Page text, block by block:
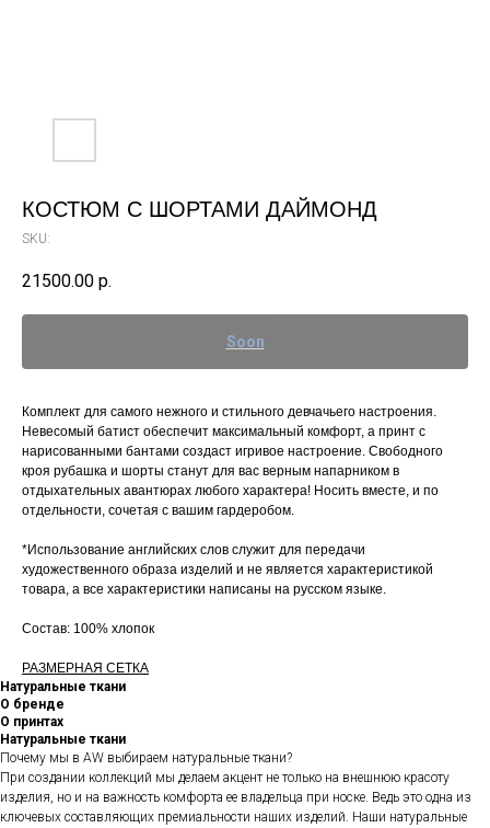
КОСТЮМ С ШОРТАМИ ДАЙМОНД
SKU:
21500.00 р.
Комплект для самого нежного и стильного девчачьего настроения.
Невесомый батист обеспечит максимальный комфорт, а принт с
нарисованными бантами создаст игривое настроение. Свободного
кроя рубашка и шорты станут для вас верным напарником в
отдыхательных авантюрах любого характера! Носить вместе, и по
отдельности, сочетая с вашим гардеробом.
*Использование английских слов служит для передачи
художественного образа изделий и не является характеристикой
товара, а все характеристики написаны на русском языке.
Состав: 100% хлопок
РАЗМЕРНАЯ СЕТКА
Натуральные ткани
О бренде
О принтах
Натуральные ткани
Почему мы в AW выбираем натуральные ткани?
При создании коллекций мы делаем акцент не только на внешнюю красоту
изделия, но и на важность комфорта ее владельца при носке. Ведь это одна из
ключевых составляющих премиальности наших изделий. Наши натуральные